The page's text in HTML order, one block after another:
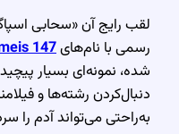
لقب رایج آن «سحابی
رسمی با نام‌های147
شده، نمونه‌ای بسیار
دنبال‌کردن رشته‌ها و
به‌راحتی می‌تواند آدم را